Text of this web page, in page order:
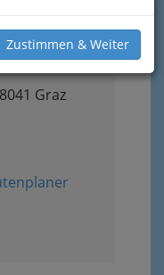
Zustimmen & Weiter
Alle Bezirke
1
Graz